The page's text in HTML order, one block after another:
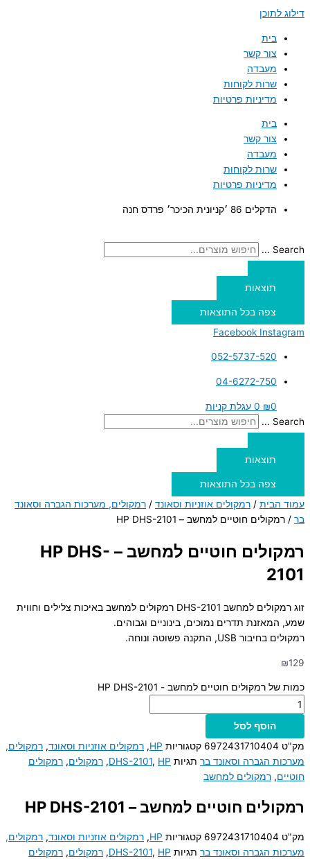
דילוג לתוכן
בית
צור קשר
מעבדה
שרות לקוחות
מדיניות פרטיות
בית
צור קשר
מעבדה
שרות לקוחות
מדיניות פרטיות
הדקלים 86 ׳קניונית הכיכר׳ פרדס חנה
Search ...
תוצאות
צפה בכל התוצאות
Facebook Instagram
052-5737-520
04-6272-750
₪0
0 עגלת קניות
Search ...
תוצאות
צפה בכל התוצאות
עמוד הבית / רמקולים אוזניות וסאונד / רמקולים, מערכות הגברה וסאונד
בר / רמקולים חוטיים למחשב – HP DHS-2101
רמקולים חוטיים למחשב – HP DHS-
2101
זוג רמקולים למחשב DHS-2101 רמקולים למחשב באיכות צלילים וחווית
שמע, המאזנת תדרים נמוכים, בינוניים וגבוהים.
רמקולים בחיבור USB, התקנה פשוטה ונוחה.
₪129
כמות של רמקולים חוטיים למחשב - HP DHS-2101
הוסף לסל
מק"ט 6972431710404 קטגוריות HP
, רמקולים אוזניות וסאונד, רמקולים,
מערכות הגברה וסאונד בר תגיות DHS-2101, HP
, רמקולים, רמקולים
חוטיים, רמקולים למחשב
רמקולים חוטיים למחשב – HP DHS-2101
מק"ט 6972431710404 קטגוריות HP
, רמקולים אוזניות וסאונד, רמקולים,
מערכות הגברה וסאונד בר תגיות DHS-2101, HP
, רמקולים, רמקולים